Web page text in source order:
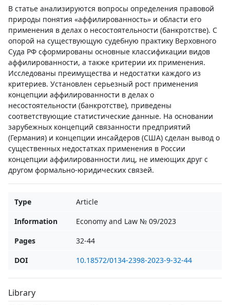
В статье анализируются вопросы определения правовой
природы понятия «аффилированность» и области его
применения в делах о несостоятельности (банкротстве). С
опорой на существующую судебную практику Верховного
Суда РФ сформированы основные классификации видов
аффилированности, а также критерии их применения.
Исследованы преимущества и недостатки каждого из
критериев. Установлен серьезный рост применения
концепции аффилированности в делах о
несостоятельности (банкротстве), приведены
соответствующие статистические данные. На основании
зарубежных концепций связанности предприятий
(Германия) и концепции инсайдеров (США) сделан вывод о
существенных недостатках применения в России
концепции аффилированности лиц, не имеющих друг с
другом формально-юридических связей.
Type
Article
Information
Economy and Law № 09/2023
Pages
32-44
DOI
10.18572/0134-2398-2023-9-32-44
Library